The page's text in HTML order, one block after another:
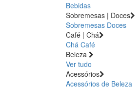
Bebidas
Sobremesas | Doces
Sobremesas Doces
Café | Chá
Chá Café
Beleza
Ver tudo
Acessórios
Acessórios de Beleza